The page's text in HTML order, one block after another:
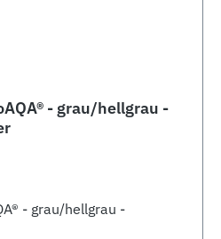
- grau/hellgrau -
- grau/hellgrau -